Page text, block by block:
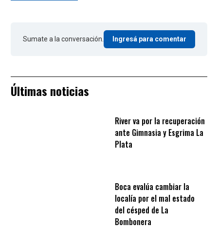
Sumate a la conversación. Ingresá para comentar
Últimas noticias
River va por la recuperación
ante Gimnasia y Esgrima La
Plata
Boca evalúa cambiar la
localía por el mal estado
del césped de La
Bombonera